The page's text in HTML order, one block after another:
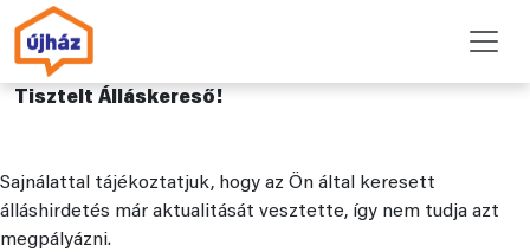
Tisztelt Álláskereső!
Sajnálattal tájékoztatjuk, hogy az Ön által keresett
álláshirdetés már aktualitását vesztette, így nem tudja azt
megpályázni.